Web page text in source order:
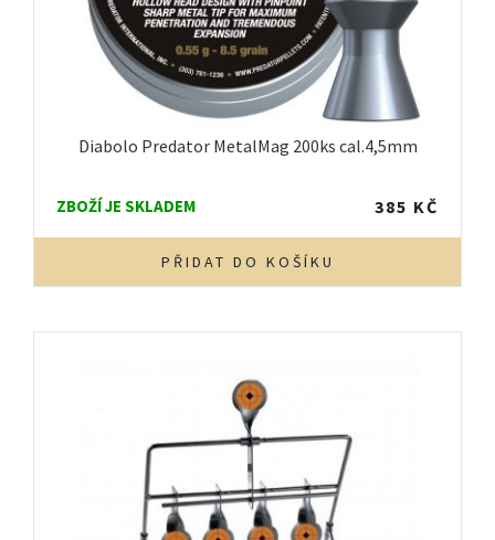
Diabolo Predator MetalMag 200ks cal.4,5mm
ZBOŽÍ JE SKLADEM 385 KČ
PŘIDAT DO KOŠÍKU